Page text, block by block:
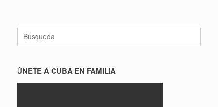
ÚNETE A CUBA EN FAMILIA